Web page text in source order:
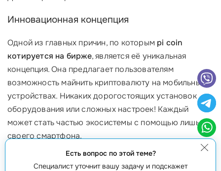
Инновационная концепция
Одной из главных причин, по которым pi coin
котируется на бирже, является её уникальная
концепция. Она предлагает пользователям
возможность майнить криптовалюту на мобильных
устройствах. Никаких дорогостоящих установок
оборудования или сложных настроек! Каждый
может стать частью экосистемы с помощью лишь
своего смартфона.
Постоянный рост популярности
Есть вопрос по этой теме?
Специалист уточнит вашу задачу и подскажет